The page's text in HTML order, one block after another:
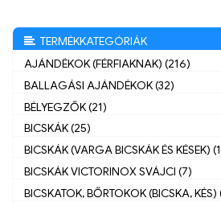
TERMÉKKATEGÓRIÁK
AJÁNDÉKOK (FÉRFIAKNAK) (216)
BALLAGÁSI AJÁNDÉKOK (32)
BÉLYEGZŐK (21)
BICSKÁK (25)
BICSKÁK (VARGA BICSKÁK ÉS KÉSEK)
BICSKÁK VICTORINOX SVÁJCI (7)
BICSKATOK, BŐRTOKOK (BICSKA, KÉS)